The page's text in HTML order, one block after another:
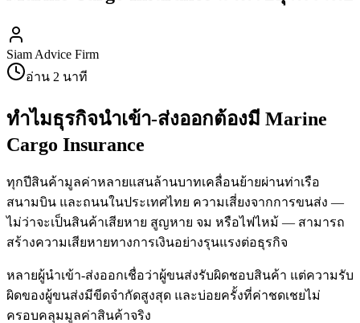
Siam Advice Firm
อ่าน 2 นาที
ทำไมธุรกิจนำเข้า-ส่งออกต้องมี Marine
Cargo Insurance
ทุกปีสินค้ามูลค่าหลายแสนล้านบาทเคลื่อนย้ายผ่านท่าเรือ
สนามบิน และถนนในประเทศไทย ความเสี่ยงจากการขนส่ง —
ไม่ว่าจะเป็นสินค้าเสียหาย สูญหาย จม หรือไฟไหม้ — สามารถ
สร้างความเสียหายทางการเงินอย่างรุนแรงต่อธุรกิจ
หลายผู้นำเข้า-ส่งออกเชื่อว่าผู้ขนส่งรับผิดชอบสินค้า แต่ความรับ
ผิดของผู้ขนส่งมีขีดจำกัดสูงสุด และบ่อยครั้งที่ค่าชดเชยไม่
ครอบคลุมมูลค่าสินค้าจริง